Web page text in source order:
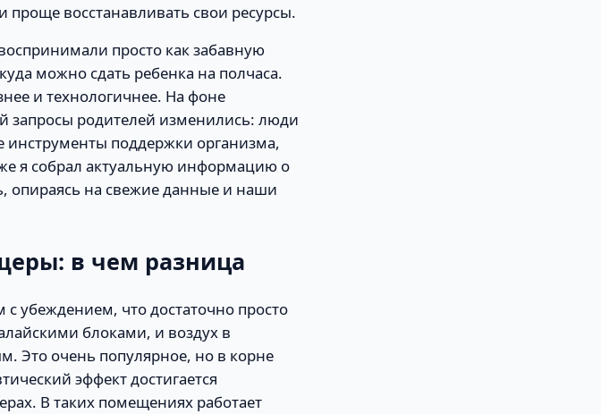
проще восстанавливать свои ресурсы.
просто как забавную
можно сдать ребенка на полчаса.
и технологичнее. На фоне
запросы родителей изменились: люди
поддержки организма,
я собрал актуальную информацию о
опираясь на свежие данные и наши
в чем разница
убеждением, что достаточно просто
блоками, и воздух в
Это очень популярное, но в корне
эффект достигается
В таких помещениях работает